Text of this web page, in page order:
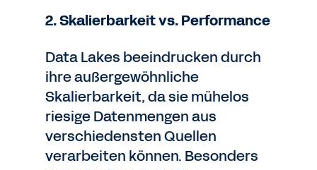
2. Skalierbarkeit vs. Performance
Data Lakes beeindrucken durch
ihre außergewöhnliche
Skalierbarkeit, da sie mühelos
riesige Datenmengen aus
verschiedensten Quellen
verarbeiten können. Besonders